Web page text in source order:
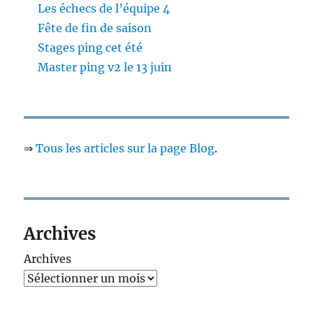
Les échecs de l’équipe 4
Fête de fin de saison
Stages ping cet été
Master ping v2 le 13 juin
⇒Tous les articles sur la page Blog.
Archives
Archives